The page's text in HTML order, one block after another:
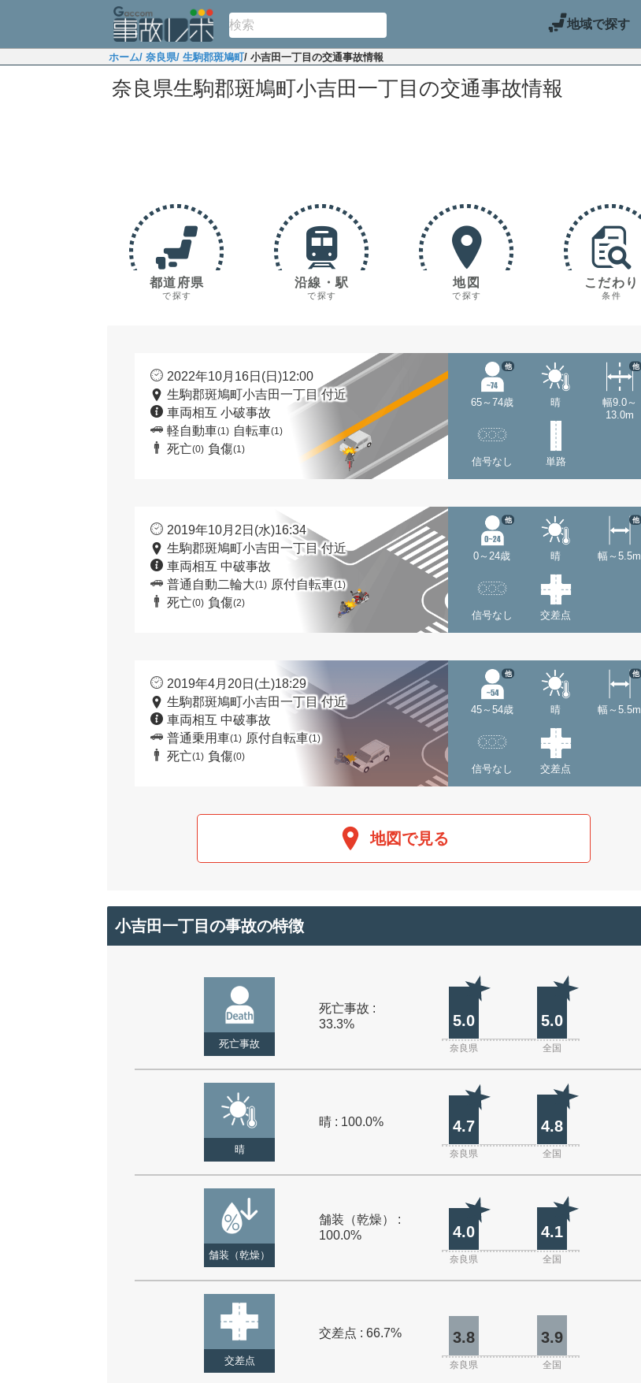
地域で探す
ホーム/ 奈良県/ 生駒郡斑鳩町/ 小吉田一丁目の交通事故情報
奈良県生駒郡斑鳩町小吉田一丁目の交通事故情報
都道府県
で探す
沿線・駅
で探す
地図
で探す
こだわり
条件
2022年10月16日(日)12:00
生駒郡斑鳩町小吉田一丁目 付近
車両相互 小破事故
軽自動車(1) 自転車(1)
死亡(0) 負傷(1)
65～74歳
他
晴
幅9.0～
13.0m
他
信号なし 単路
2019年10月2日(水)16:34
生駒郡斑鳩町小吉田一丁目 付近
車両相互 中破事故
普通自動二輪大(1) 原付自転車(1)
死亡(0) 負傷(2)
0～24歳
他
晴 幅～5.5m
他
信号なし 交差点
2019年4月20日(土)18:29
生駒郡斑鳩町小吉田一丁目 付近
車両相互 中破事故
普通乗用車(1) 原付自転車(1)
死亡(1) 負傷(0)
45～54歳
他
晴 幅～5.5m
他
信号なし 交差点
地図で見る
小吉田一丁目の事故の特徴
死亡事故
死亡事故 :
33.3%
5.0 5.0
奈良県 全国
晴
晴 : 100.0% 4.7 4.8
奈良県 全国
舗装（乾燥）
舗装（乾燥） :
100.0%
4.0 4.1
奈良県 全国
交差点
交差点 : 66.7% 3.8 3.9
奈良県 全国